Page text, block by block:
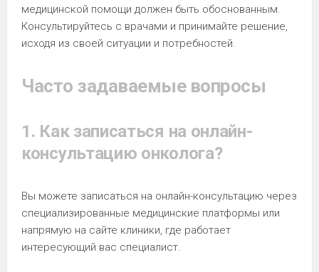
медицинской помощи должен быть обоснованным.
Консультируйтесь с врачами и принимайте решение,
исходя из своей ситуации и потребностей.
Часто задаваемые вопросы
1. Как записаться на онлайн-
консультацию онколога?
Вы можете записаться на онлайн-консультацию через
специализированные медицинские платформы или
напрямую на сайте клиники, где работает
интересующий вас специалист.